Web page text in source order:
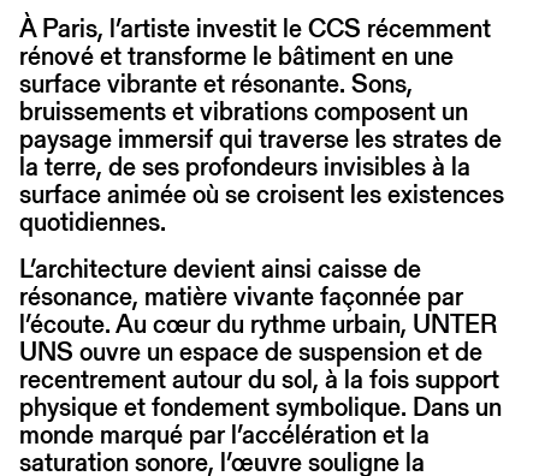
À Paris, l’artiste investit le CCS récemment
rénové et transforme le bâtiment en une
surface vibrante et résonante. Sons,
bruissements et vibrations composent un
paysage immersif qui traverse les strates de
la terre, de ses profondeurs invisibles à la
surface animée où se croisent les existences
quotidiennes.
L’architecture devient ainsi caisse de
résonance, matière vivante façonnée par
l’écoute. Au cœur du rythme urbain, UNTER
UNS ouvre un espace de suspension et de
recentrement autour du sol, à la fois support
physique et fondement symbolique. Dans un
monde marqué par l’accélération et la
saturation sonore, l’œuvre souligne la